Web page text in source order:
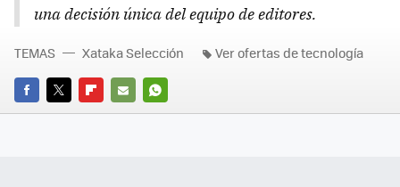
una decisión única del equipo de editores.
FACEBOOK
TWITTERFLIPBOARD
E-
WHATSAPP
TEMAS Xataka Selección Ver ofertas de tecnología